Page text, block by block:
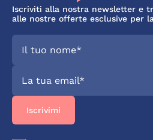
Iscriviti alla nostra newsletter e
alle nostre offerte esclusive per